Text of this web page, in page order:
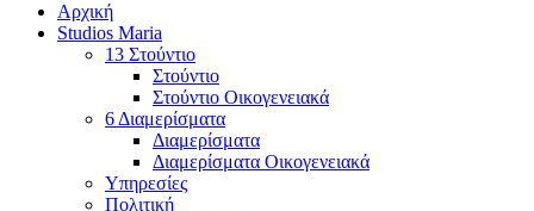
Αρχική
Studios Maria
13 Στούντιο
Στούντιο
Στούντιο Οικογενειακά
6 Διαμερίσματα
Διαμερίσματα
Διαμερίσματα Οικογενειακά
Υπηρεσίες
Πολιτική